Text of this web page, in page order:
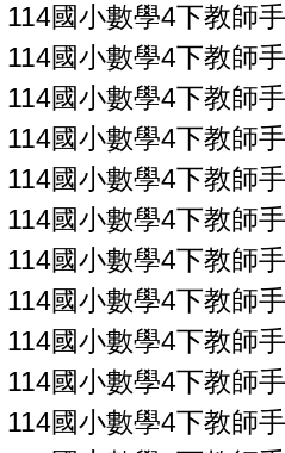
114國小數學4下教師
114國小數學4下教師
114國小數學4下教師
114國小數學4下教師
114國小數學4下教師
114國小數學4下教師
114國小數學4下教師
114國小數學4下教師
114國小數學4下教師
114國小數學4下教師
114國小數學4下教師